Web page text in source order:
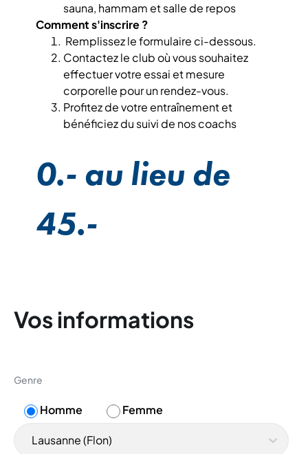
sauna, hammam et salle de repos
Comment s'inscrire ?
Remplissez le formulaire ci-dessous.
Contactez le club où vous souhaitez
effectuer votre essai et mesure
corporelle pour un rendez-vous.
Profitez de votre entraînement et
bénéficiez du suivi de nos coachs
0.- au lieu de
45.-
Vos informations
Genre
Homme Femme
Lausanne (Flon)